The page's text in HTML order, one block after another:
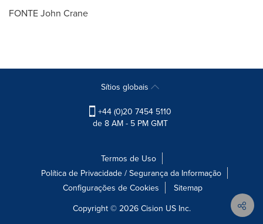
FONTE John Crane
Sítios globais
+44 (0)20 7454 5110
de 8 AM - 5 PM GMT
Termos de Uso
Política de Privacidade / Segurança da Informação
Configurações de Cookies
Sitemap
Copyright © 2026 Cision US Inc.